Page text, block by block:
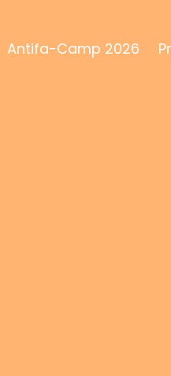
Antifa-Camp 2026